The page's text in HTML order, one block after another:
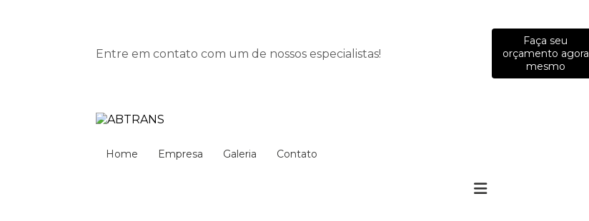
Entre em contato com um de nossos especialistas!
Faça seu
orçamento agora
mesmo
Home Empresa Galeria Contato